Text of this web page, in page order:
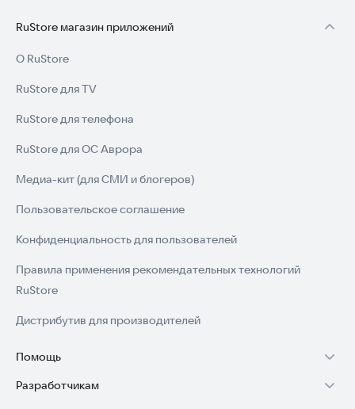
RuStore магазин приложений
О RuStore
RuStore для TV
RuStore для телефона
RuStore для ОС Аврора
Медиа-кит (для СМИ и блогеров)
Пользовательское соглашение
Конфиденциальность для пользователей
Правила применения рекомендательных технологий
RuStore
Дистрибутив для производителей
Помощь
Установка RuStore на TV
Разработчикам